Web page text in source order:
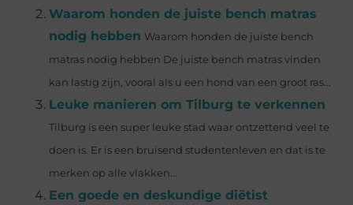
Waarom honden de juiste bench matras
nodig hebben Waarom honden de juiste bench
matras nodig hebben De juiste bench matras vinden
kan lastig zijn, vooral als u een hond van een groot ras...
Leuke manieren om Tilburg te verkennen
Tilburg is een super leuke stad waar ontzettend veel te
doen is. Er is een bruisend studentenleven en dat is te
merken op alle vlakken...
Een goede en deskundige diëtist